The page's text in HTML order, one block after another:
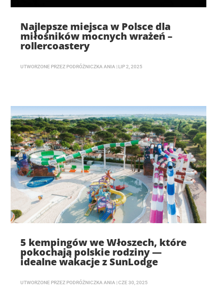
Najlepsze miejsca w Polsce dla
miłośników mocnych wrażeń –
rollercoastery
UTWORZONE PRZEZ PODRÓŻNICZKA ANIA | LIP 2, 2025
5 kempingów we Włoszech, które
pokochają polskie rodziny —
idealne wakacje z SunLodge
UTWORZONE PRZEZ PODRÓŻNICZKA ANIA |CZE 30, 2025